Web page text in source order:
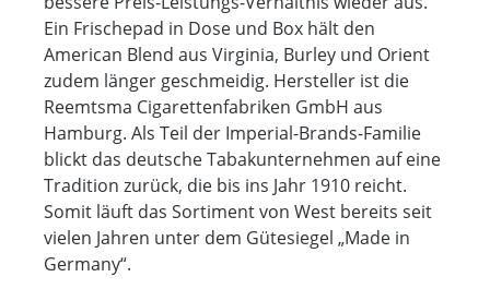
Ein Frischepad in Dose und Box hält den
American Blend aus Virginia, Burley und Orient
zudem länger geschmeidig. Hersteller ist die
Reemtsma Cigarettenfabriken GmbH aus
Hamburg. Als Teil der Imperial-Brands-Familie
blickt das deutsche Tabakunternehmen auf eine
Tradition zurück, die bis ins Jahr 1910 reicht.
Somit läuft das Sortiment von West bereits seit
vielen Jahren unter dem Gütesiegel „Made in
Germany“.